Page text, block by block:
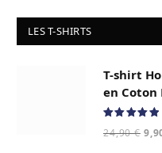
LES T-SHIRTS
T-shirt
en Coton
sur 5
24,90€ Le